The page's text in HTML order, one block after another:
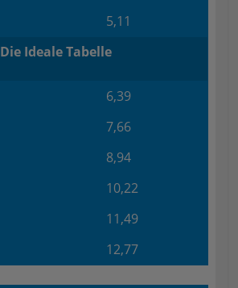
5,11
Die Ideale Tabelle
6,39
7,66
8,94
10,22
11,49
12,77